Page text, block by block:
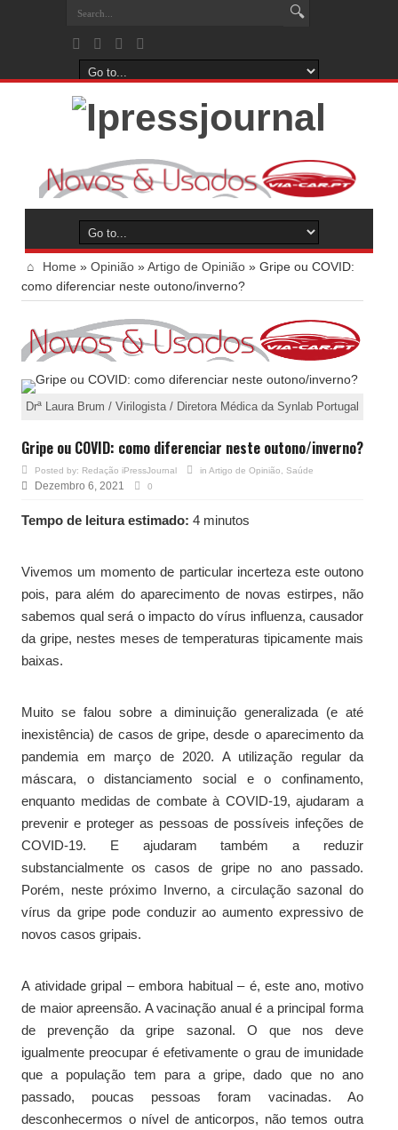
Home » Opinião »Artigo de Opinião » Gripe ou COVID:
como diferenciar neste outono/inverno?
Drª Laura Brum / Virilogista / Diretora Médica da Synlab Portugal
Gripe ou COVID: como diferenciar neste outono/inverno?
Posted by: Redação iPressJournal in Artigo de Opinião Saúde
Dezembro 6, 2021 0
Tempo de leitura estimado: 4 minutos
Vivemos um momento de particular incerteza este outono
pois, para além do aparecimento de novas estirpes, não
sabemos qual será o impacto do vírus influenza, causador
da gripe, nestes meses de temperaturas tipicamente mais
baixas.
Muito se falou sobre a diminuição generalizada (e até
inexistência) de casos de gripe, desde o aparecimento da
pandemia em março de 2020. A utilização regular da
máscara, o distanciamento social e o confinamento,
enquanto medidas de combate à COVID-19, ajudaram a
prevenir e proteger as pessoas de possíveis infeções de
COVID-19. E ajudaram também a reduzir
substancialmente os casos de gripe no ano passado.
Porém, neste próximo Inverno, a circulação sazonal do
vírus da gripe pode conduzir ao aumento expressivo de
novos casos gripais.
A atividade gripal – embora habitual – é, este ano, motivo
de maior apreensão. A vacinação anual é a principal forma
de prevenção da gripe sazonal. O que nos deve
igualmente preocupar é efetivamente o grau de imunidade
que a população tem para a gripe, dado que no ano
passado, poucas pessoas foram vacinadas. Ao
desconhecermos o nível de anticorpos, não temos outra